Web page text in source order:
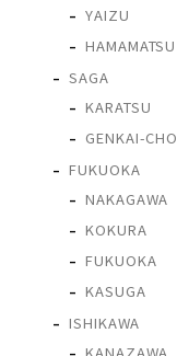
YAIZU
HAMAMATSU
SAGA
KARATSU
GENKAI-CHO
FUKUOKA
NAKAGAWA
KOKURA
FUKUOKA
KASUGA
ISHIKAWA